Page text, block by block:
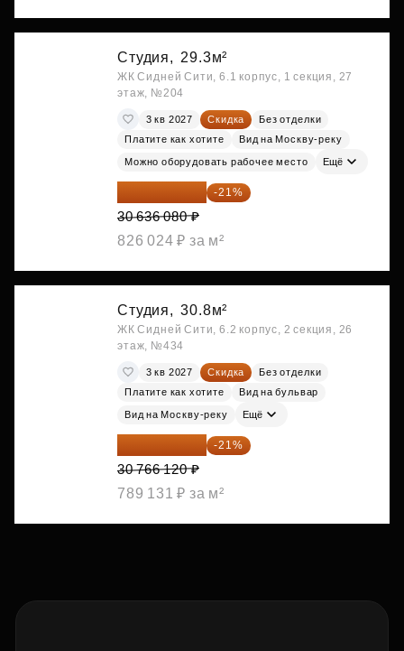
Студия, 29.3м²
ЖК Сидней Сити, 6.1 корпус, 1 секция, 27
этаж, №204
3 кв 2027 Скидка
Без отделки
Платите как хотите
Вид на Москву-реку
Можно оборудовать рабочее место Ещё
24 202 503 ₽ -21%
30 636 080 ₽
826 024 ₽ за м²
Студия, 30.8м²
ЖК Сидней Сити, 6.2 корпус, 2 секция, 26
этаж, №434
3 кв 2027 Скидка
Без отделки
Платите как хотите
Вид на бульвар
Вид на Москву-реку Ещё
24 305 235 ₽ -21%
30 766 120 ₽
789 131 ₽ за м²